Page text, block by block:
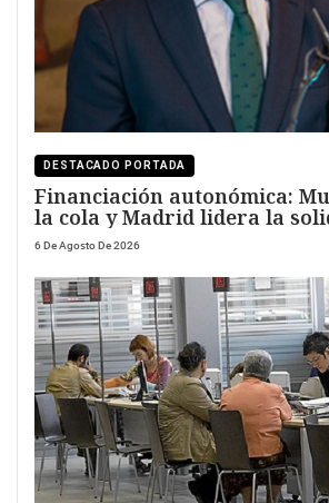
DESTACADO PORTADA
Financiación autonómica:
la cola y Madrid lidera la
6 De Agosto De 2026